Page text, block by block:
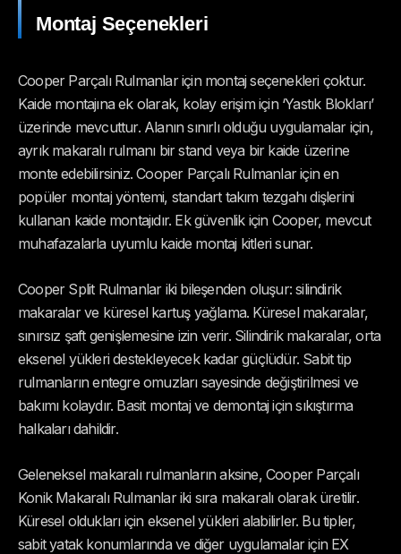
Montaj Seçenekleri
Cooper Parçalı Rulmanlar için montaj seçenekleri çoktur.
Kaide montajına ek olarak, kolay erişim için ‘Yastık Blokları’
üzerinde mevcuttur. Alanın sınırlı olduğu uygulamalar için,
ayrık makaralı rulmanı bir stand veya bir kaide üzerine
monte edebilirsiniz. Cooper Parçalı Rulmanlar için en
popüler montaj yöntemi, standart takım tezgahı dişlerini
kullanan kaide montajıdır. Ek güvenlik için Cooper, mevcut
muhafazalarla uyumlu kaide montaj kitleri sunar.
Cooper Split Rulmanlar iki bileşenden oluşur: silindirik
makaralar ve küresel kartuş yağlama. Küresel makaralar,
sınırsız şaft genişlemesine izin verir. Silindirik makaralar, orta
eksenel yükleri destekleyecek kadar güçlüdür. Sabit tip
rulmanların entegre omuzları sayesinde değiştirilmesi ve
bakımı kolaydır. Basit montaj ve demontaj için sıkıştırma
halkaları dahildir.
Geleneksel makaralı rulmanların aksine, Cooper Parçalı
Konik Makaralı Rulmanlar iki sıra makaralı olarak üretilir.
Küresel oldukları için eksenel yükleri alabilirler. Bu tipler,
sabit yatak konumlarında ve diğer uygulamalar için EX